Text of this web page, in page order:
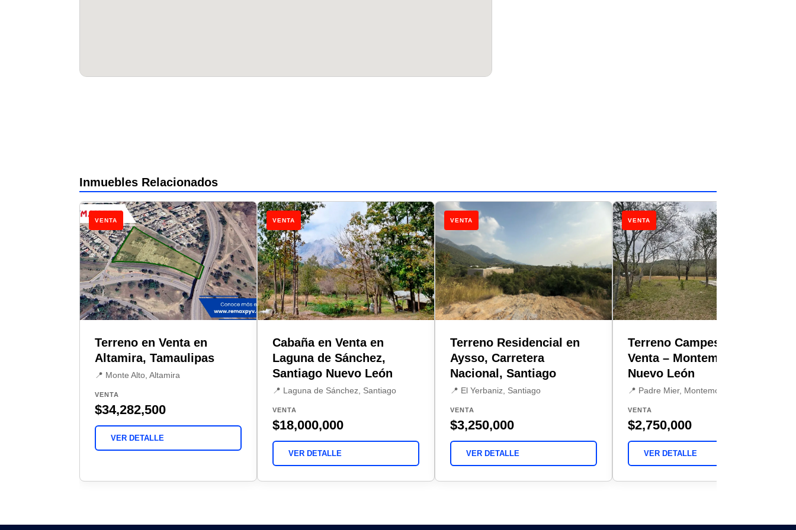
Inmuebles Relacionados
VENTA
Terreno en Venta en
Altamira, Tamaulipas
📍 Monte Alto, Altamira
VENTA
$34,282,500
VER DETALLE
VENTA
Cabaña en Venta en
Laguna de Sánchez,
Santiago Nuevo León
📍 Laguna de Sánchez, Santiago
VENTA
$18,000,000
VER DETALLE
VENTA
Terreno Residencial en
Aysso, Carretera
Nacional, Santiago
📍 El Yerbaniz, Santiago
VENTA
$3,250,000
VER DETALLE
VENTA
Terreno Campestre en
Venta – Montemorelos,
Nuevo León
📍 Padre Mier, Montemorelos
VENTA
$2,750,000
VER DETALLE